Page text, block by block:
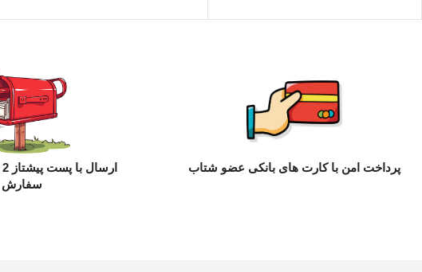
پرداخت امن با کارت های بانکی عضو شتاب
سفارش